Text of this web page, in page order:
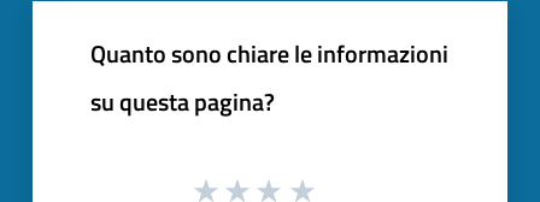
Quanto sono chiare le informazioni
su questa pagina?